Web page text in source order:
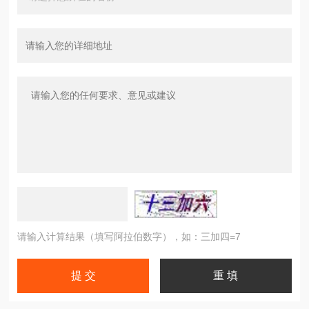
请输入计算结果（填写阿拉伯数字），如：三加四=7